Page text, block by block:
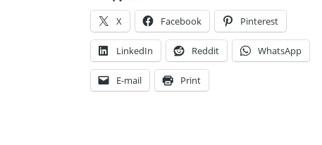
X Facebook Pinterest
LinkedIn Reddit WhatsApp
E-mail Print